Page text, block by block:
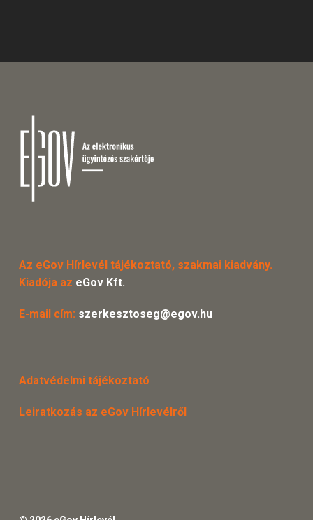
Az eGov Hírlevél tájékoztató, szakmai kiadvány.
Kiadója az eGov Kft.
E-mail cím: szerkesztoseg@egov.hu
Adatvédelmi tájékoztató
Leiratkozás az eGov Hírlevélről